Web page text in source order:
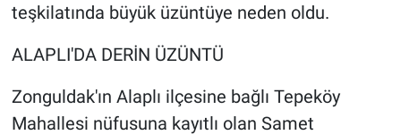
teşkilatında büyük üzüntüye neden oldu.
ALAPLI'DA DERİN ÜZÜNTÜ
Zonguldak'ın Alaplı ilçesine bağlı Tepeköy
Mahallesi nüfusuna kayıtlı olan Samet